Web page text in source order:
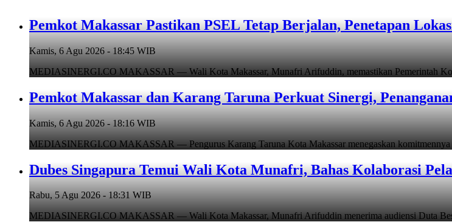
Pemkot Makassar Pastikan PSEL Tetap Berjalan, Penetapan
Kamis, 6 Agu 2026 - 18:45 WIB
MEDIASINERGI.CO MAKASSAR — Wali Kota Makassar, Munafri Arifuddin, memastikan Pemerintah
Pemkot Makassar dan Karang Taruna Perkuat Sinergi,
Kamis, 6 Agu 2026 - 18:16 WIB
MEDIASINERGI.CO MAKASSAR — Pengurus Karang Taruna Kota Makassar menegaskan
Dubes Singapura Temui Wali Kota Munafri, Bahas Kolaborasi
Rabu, 5 Agu 2026 - 18:31 WIB
MEDIASINERGI.CO MAKASSAR — Wali Kota Makassar, Munafri Arifuddin menerima audiensi Duta